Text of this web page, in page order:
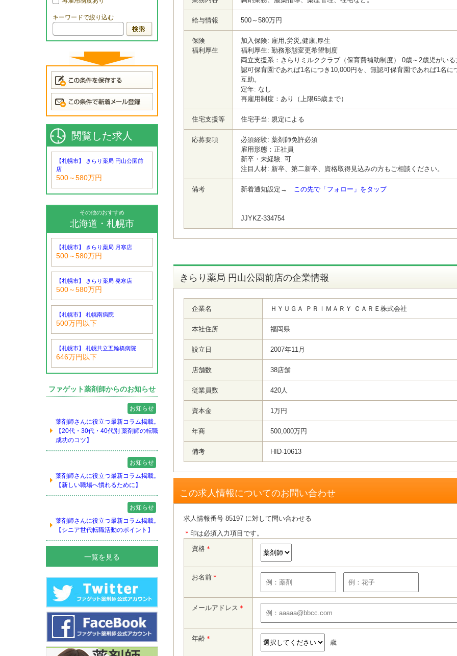
キーワードで絞り込む
閲覧した求人
【札幌市】 きらり薬局 円山公園前
店
500～580万円
その他のおすすめ
北海道・札幌市
【札幌市】 きらり薬局 月寒店
500～580万円
【札幌市】 きらり薬局 発寒店
500～580万円
【札幌市】 札幌南病院
500万円以下
【札幌市】 札幌共立五輪橋病院
646万円以下
ファゲット薬剤師からのお知らせ
お知らせ
薬剤師さんに役立つ最新コラム掲載。
【20代・30代・40代別 薬剤師の転職
成功のコツ】
お知らせ
薬剤師さんに役立つ最新コラム掲載。
【新しい職場へ慣れるために】
お知らせ
薬剤師さんに役立つ最新コラム掲載。
【シニア世代転職活動のポイント】
一覧を見る
給与情報 500～580万円
保険
福利厚生
加入保険: 雇用,労災,健康,厚生
福利厚生: 勤務形態変更希望制度
両立支援系：きらりミルククラブ（保育費補助制度） 0歳～2歳児がいる
認可保育園であれば1名につき10,000円を、無認可保育園であれば1名に
互助。
定年: なし
再雇用制度：あり（上限65歳まで）
住宅支援等 住宅手当: 規定による
応募要項
必須経験: 薬剤師免許必須
雇用形態：正社員
新卒・未経験: 可
注目人材: 新卒、第二新卒、資格取得見込みの方もご相談ください。
備考 新着通知設定→ この先で「フォロー」をタップ
JJYKZ-334754
きらり薬局 円山公園前店の企業情報
企業名 ＨＹＵＧＡ ＰＲＩＭＡＲＹ ＣＡＲＥ株式会社
本社住所 福岡県
設立日 2007年11月
店舗数 38店舗
従業員数 420人
資本金 1万円
年商 500,000万円
備考 HID-10613
この求人情報についてのお問い合わせ
求人情報番号 85197 に対して問い合わせる
＊ 印は必須入力項目です。
資格＊
お名前＊
メールアドレス ＊
年齢＊ 歳